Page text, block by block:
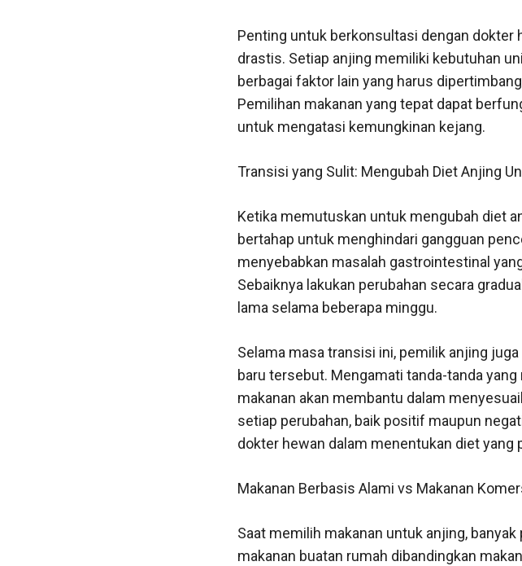
Penting untuk berkonsultasi dengan dokter
drastis. Setiap anjing memiliki kebutuhan
berbagai faktor lain yang harus
Pemilihan makanan yang tepat dapat
untuk mengatasi kemungkinan kejang.
Transisi yang Sulit: Mengubah Diet Anjing
Ketika memutuskan untuk mengubah diet
bertahap untuk menghindari gangguan
menyebabkan masalah gastrointestinal
Sebaiknya lakukan perubahan secara
lama selama beberapa minggu.
Selama masa transisi ini, pemilik anjing
baru tersebut. Mengamati tanda-tanda
makanan akan membantu dalam
setiap perubahan, baik positif maupun
dokter hewan dalam menentukan diet
Makanan Berbasis Alami vs Makanan
Saat memilih makanan untuk anjing,
makanan buatan rumah dibandingkan